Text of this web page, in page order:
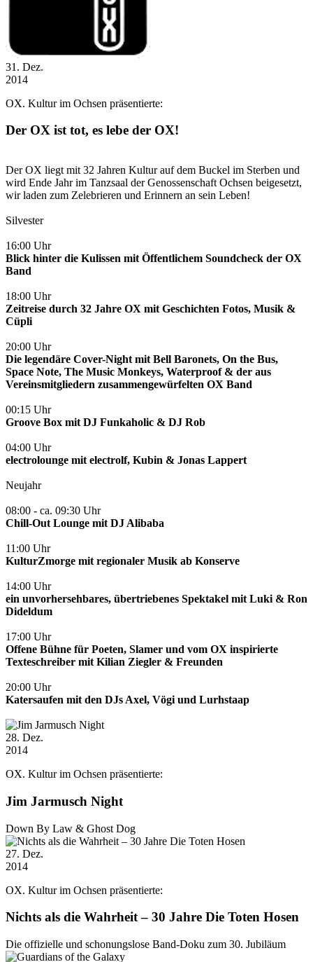
31 . Dez.
2014
OX. Kultur im Ochsen präsentierte:
Der OX ist tot, es lebe der OX!
Der OX liegt mit 32 Jahren Kultur auf dem Buckel im Sterben und
wird Ende Jahr im Tanzsaal der Genossenschaft Ochsen beigesetzt,
wir laden zum Zelebrieren und Erinnern an sein Leben!
Silvester
16:00 Uhr
Blick hinter die Kulissen mit Öffentlichem Soundcheck der OX
Band
18:00 Uhr
Zeitreise durch 32 Jahre OX mit Geschichten Fotos, Musik &
Cüpli
20:00 Uhr
Die legendäre Cover-Night mit Bell Baronets, On the Bus,
Space Note, The Music Monkeys, Waterproof & der aus
Vereinsmitgliedern zusammengewürfelten OX Band
00:15 Uhr
Groove Box mit DJ Funkaholic & DJ Rob
04:00 Uhr
electrolounge mit electrolf, Kubin & Jonas Lappert
Neujahr
08:00 - ca. 09:30 Uhr
Chill-Out Lounge mit DJ Alibaba
11:00 Uhr
KulturZmorge mit regionaler Musik ab Konserve
14:00 Uhr
ein unvorhersehbares, übertriebenes Spektakel mit Luki & Ron
Dideldum
17:00 Uhr
Offene Bühne für Poeten, Slamer und vom OX inspirierte
Texteschreiber mit Kilian Ziegler & Freunden
20:00 Uhr
Katersaufen mit den DJs Axel, Vögi und Lurhstaap
28. Dez.
2014
OX. Kultur im Ochsen präsentierte:
Jim Jarmusch Night
Down By Law & Ghost Dog
27. Dez.
2014
OX. Kultur im Ochsen präsentierte:
Nichts als die Wahrheit – 30 Jahre Die Toten Hosen
Die offizielle und schonungslose Band-Doku zum 30. Jubiläum